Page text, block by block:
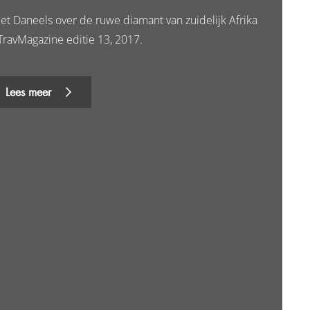
Daneels over de ruwe diamant van zuidelijk Afrika
editie 13, 2017.
Lees meer